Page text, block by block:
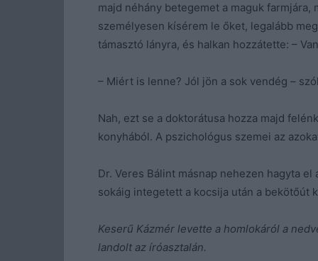
majd néhány betegemet a maguk
személyesen kísérem le őket, legalább
támasztó lányra, és halkan hozzátette: –
– Miért is lenne? Jól jön a sok vendég –
Nah, ezt se a doktorátusa hozza majd
konyhából. A pszichológus szemei az
Dr. Veres Bálint másnap nehezen hagyta
sokáig integetett a kocsija után a bekötőút
Keserű Kázmér levette a homlokáról a
landolt az íróasztalán.